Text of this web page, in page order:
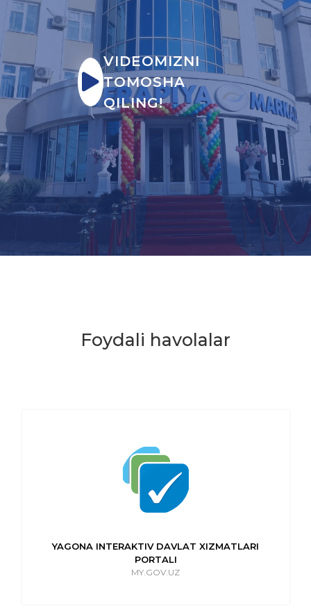
VIDEOMIZNI
TOMOSHA
QILING!
Foydali havolalar
YAGONA INTERAKTIV DAVLAT XIZMATLARI
PORTALI
MY.GOV.UZ